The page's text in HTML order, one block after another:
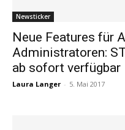
Newsticker
Neue Features für
Administratoren:
ab sofort verfügbar
Laura Langer - 5. Mai 2017